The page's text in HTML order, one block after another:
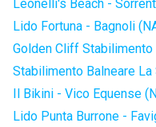
Leonelli's Beach -
Lido Fortuna - Bagnoli
Golden Cliff
Stabilimento Balneare
Il Bikini - Vico Equense
Lido Punta Burrone -